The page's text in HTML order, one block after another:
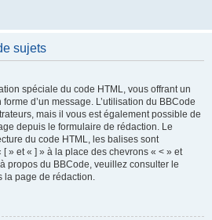
sujets
spéciale du code HTML, vous offrant un
d’un message. L’utilisation du BBCode
mais il vous est également possible de
depuis le formulaire de rédaction. Le
du code HTML, les balises sont
» et « ] » à la place des chevrons « < » et
propos du BBCode, veuillez consulter le
la page de rédaction.